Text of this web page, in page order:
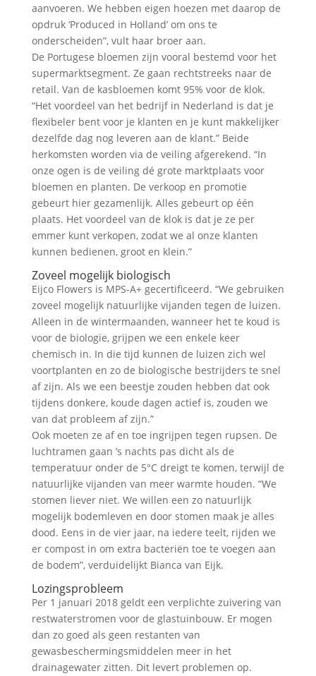
aanvoeren. We hebben eigen hoezen met daarop de
opdruk ‘Produced in Holland’ om ons te
onderscheiden”, vult haar broer aan.
De Portugese bloemen zijn vooral bestemd voor het
supermarktsegment. Ze gaan rechtstreeks naar de
retail. Van de kasbloemen komt 95% voor de klok.
“Het voordeel van het bedrijf in Nederland is dat je
flexibeler bent voor je klanten en je kunt makkelijker
dezelfde dag nog leveren aan de klant.” Beide
herkomsten worden via de veiling afgerekend. “In
onze ogen is de veiling dé grote marktplaats voor
bloemen en planten. De verkoop en promotie
gebeurt hier gezamenlijk. Alles gebeurt op één
plaats. Het voordeel van de klok is dat je ze per
emmer kunt verkopen, zodat we al onze klanten
kunnen bedienen, groot en klein.”
Zoveel mogelijk biologisch
Eijco Flowers is MPS-A+ gecertificeerd. “We gebruiken
zoveel mogelijk natuurlijke vijanden tegen de luizen.
Alleen in de wintermaanden, wanneer het te koud is
voor de biologie, grijpen we een enkele keer
chemisch in. In die tijd kunnen de luizen zich wel
voortplanten en zo de biologische bestrijders te snel
af zijn. Als we een beestje zouden hebben dat ook
tijdens donkere, koude dagen actief is, zouden we
van dat probleem af zijn.”
Ook moeten ze af en toe ingrijpen tegen rupsen. De
luchtramen gaan ’s nachts pas dicht als de
temperatuur onder de 5°C dreigt te komen, terwijl de
natuurlijke vijanden van meer warmte houden. “We
stomen liever niet. We willen een zo natuurlijk
mogelijk bodemleven en door stomen maak je alles
dood. Eens in de vier jaar, na iedere teelt, rijden we
er compost in om extra bacteriën toe te voegen aan
de bodem”, verduidelijkt Bianca van Eijk.
Lozingsprobleem
Per 1 januari 2018 geldt een verplichte zuivering van
restwaterstromen voor de glastuinbouw. Er mogen
dan zo goed als geen restanten van
gewasbeschermingsmiddelen meer in het
drainagewater zitten. Dit levert problemen op.